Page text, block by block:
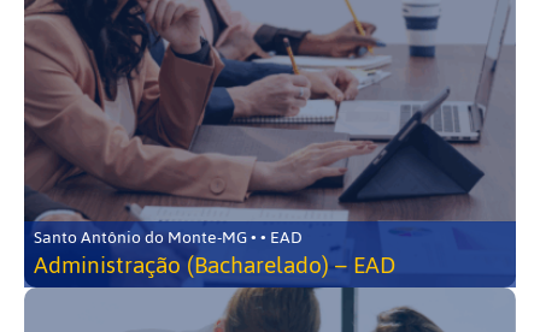
Santo Antônio do Monte-MG • • EAD
Administração (Bacharelado) – EAD